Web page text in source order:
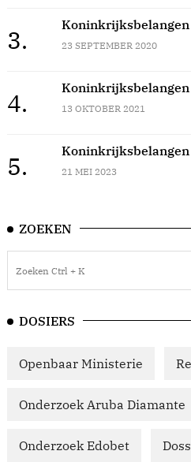
3. 23 SEPTEMBER 2020
4. 13 OKTOBER 2021
5. 21 MEI 2023
ZOEKEN
DOSIERS
Openbaar Ministerie
Onderzoek Aruba Diamante
Onderzoek Edobet